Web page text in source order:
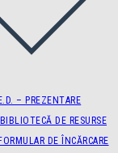
– PREZENTARE
DE RESURSE
DE ÎNCĂRCARE